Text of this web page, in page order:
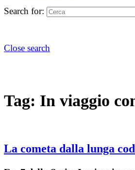
Search for:
Close search
Tag: In viaggio
La cometa dalla lunga